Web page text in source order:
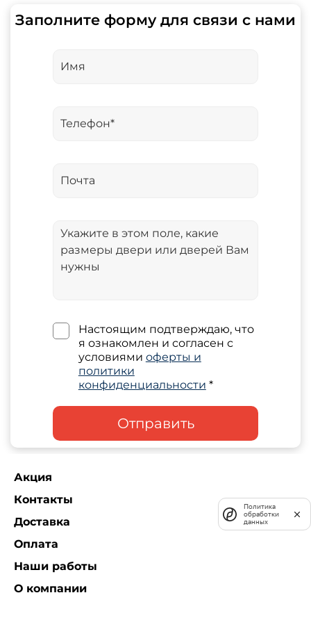
Заполните форму для связи с нами
Настоящим подтверждаю, что
я ознакомлен и согласен с
условиями оферты и
политики
конфиденциальности *
Отправить
Акция
Контакты
Доставка
Оплата
Наши работы
О компании
Политика
обработки
данных